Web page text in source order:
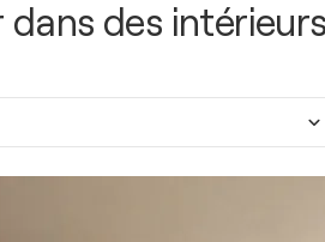
dans des intérieurs